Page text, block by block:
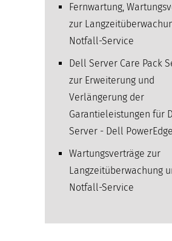
Fernwartung,
zur
Notfall-Service
Dell Server Care Pack
zur Erweiterung und
Verlängerung der
Garantieleistungen für
Server - Dell PowerEdge
Wartungsverträge zur
Langzeitüberwachung
Notfall-Service